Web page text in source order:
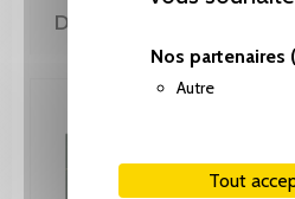
Nos partenaires
Autre
Tout
DE LA MÊME COLLECTION